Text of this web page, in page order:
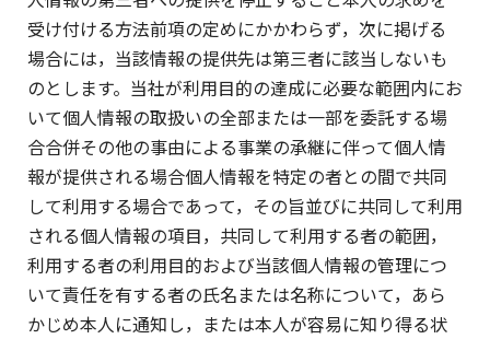
受け付ける方法前項の定めにかかわらず，次に掲げる
場合には，当該情報の提供先は第三者に該当しないも
のとします。当社が利用目的の達成に必要な範囲内にお
いて個人情報の取扱いの全部または一部を委託する場
合合併その他の事由による事業の承継に伴って個人情
報が提供される場合個人情報を特定の者との間で共同
して利用する場合であって，その旨並びに共同して利用
される個人情報の項目，共同して利用する者の範囲，
利用する者の利用目的および当該個人情報の管理につ
いて責任を有する者の氏名または名称について，あら
かじめ本人に通知し，または本人が容易に知り得る状